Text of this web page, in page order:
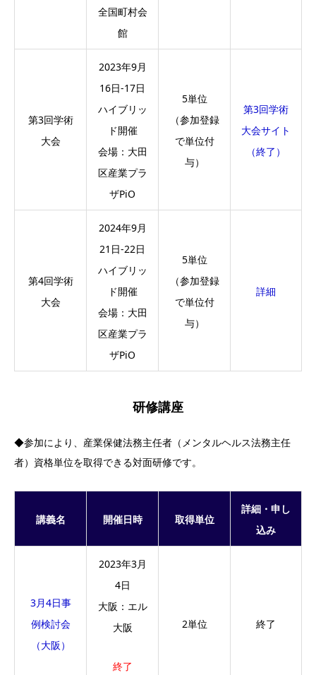
全国町村会
館
第3回学術
大会
2023年9月
16日-17日
ハイブリッ
ド開催
会場：大田
区産業プラ
ザPiO
5単位
（参加登録
で単位付
与）
第3回学術
大会サイト
（終了）
第4回学術
大会
2024年9月
21日-22日
ハイブリッ
ド開催
会場：大田
区産業プラ
ザPiO
5単位
（参加登録
で単位付
与）
詳細
研修講座
◆参加により、産業保健法務主任者（メンタルヘルス法務主任
者）資格単位を取得できる対面研修です。
講義名 開催日時 取得単位
詳細・申し
込み
3月4日事
例検討会
（大阪）
2023年3月
4日
大阪：エル
大阪
終了
2単位 終了